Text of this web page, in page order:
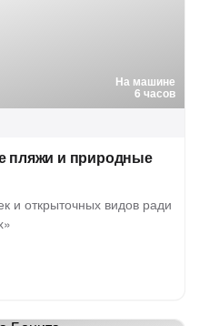
На машине
6 часов
пляжи и природные
и открыточных видов ради